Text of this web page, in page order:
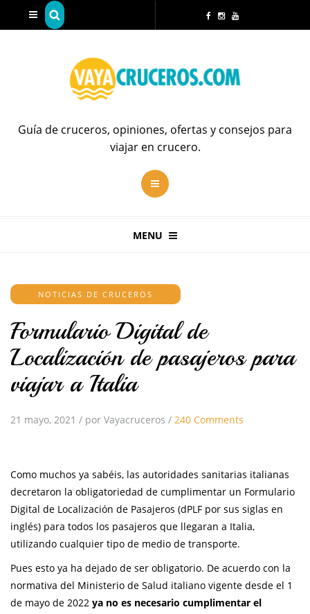
Guía de cruceros, opiniones, ofertas y consejos para
viajar en crucero.
MENU
NOTICIAS DE CRUCEROS
Formulario Digital de
Localización de pasajeros para
viajar a Italia
21 mayo, 2021 / por Vayacruceros / 240 Comments
Como muchos ya sabéis, las autoridades sanitarias italianas
decretaron la obligatoriedad de cumplimentar un Formulario
Digital de Localización de Pasajeros (dPLF por sus siglas en
inglés) para todos los pasajeros que llegaran a Italia,
utilizando cualquier tipo de medio de transporte.
Pues esto ya ha dejado de ser obligatorio. De acuerdo con la
normativa del Ministerio de Salud italiano vigente desde el 1
de mayo de 2022 ya no es necesario cumplimentar el